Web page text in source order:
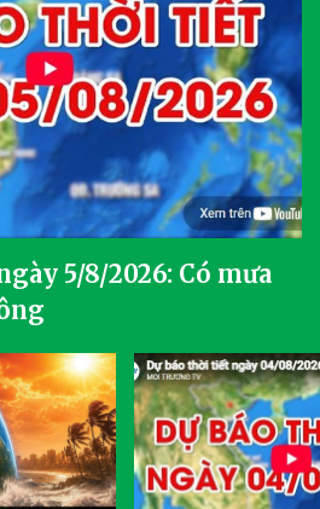
5/8/2026: Có mưa